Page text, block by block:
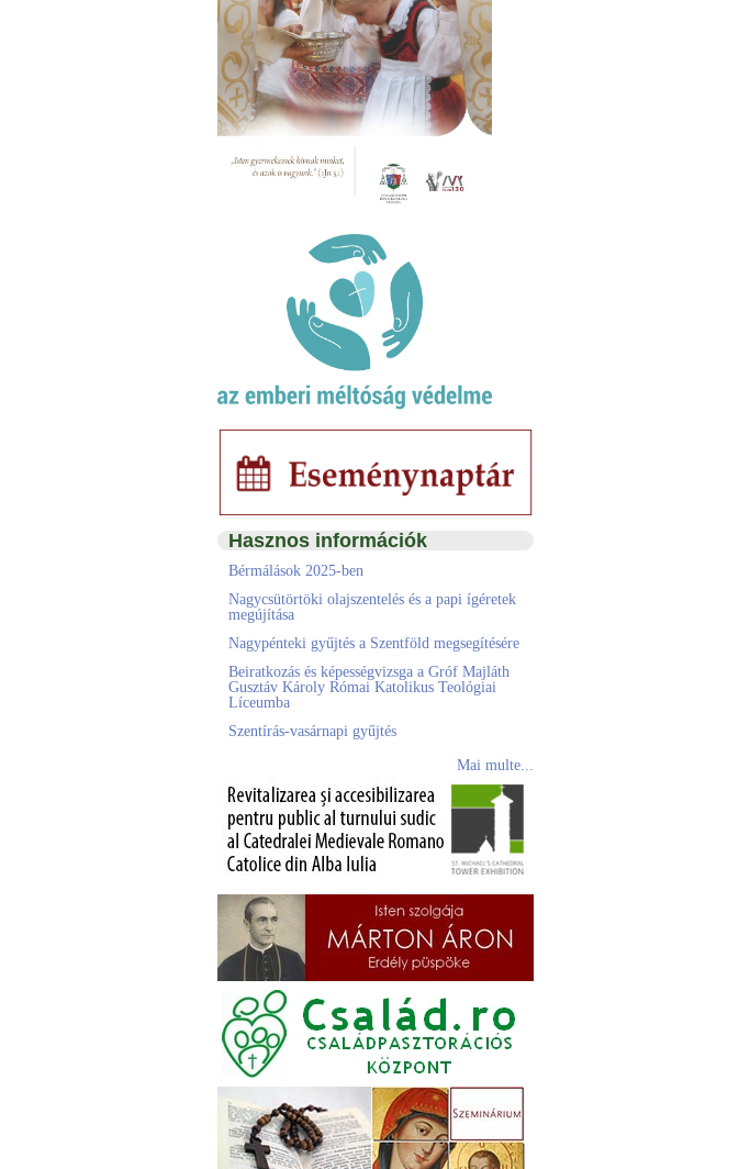
Hasznos információk
Bérmálások 2025-ben
Nagycsütörtöki olajszentelés és a papi ígéretek
megújítása
Nagypénteki gyűjtés a Szentföld megsegítésére
Beiratkozás és képességvizsga a Gróf Majláth
Gusztáv Károly Római Katolikus Teológiai
Líceumba
Szentírás-vasárnapi gyűjtés
Mai multe...